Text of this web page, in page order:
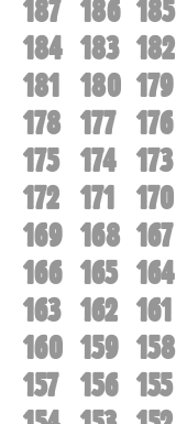
187 186 185
184 183 182
181 180 179
178 177 176
175 174 173
172 171 170
169 168 167
166 165 164
163 162 161
160 159 158
157 156 155